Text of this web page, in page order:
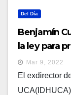
Del Día
Benjamín
la ley para
masacre de
Mar 9, 2022
El exdirector